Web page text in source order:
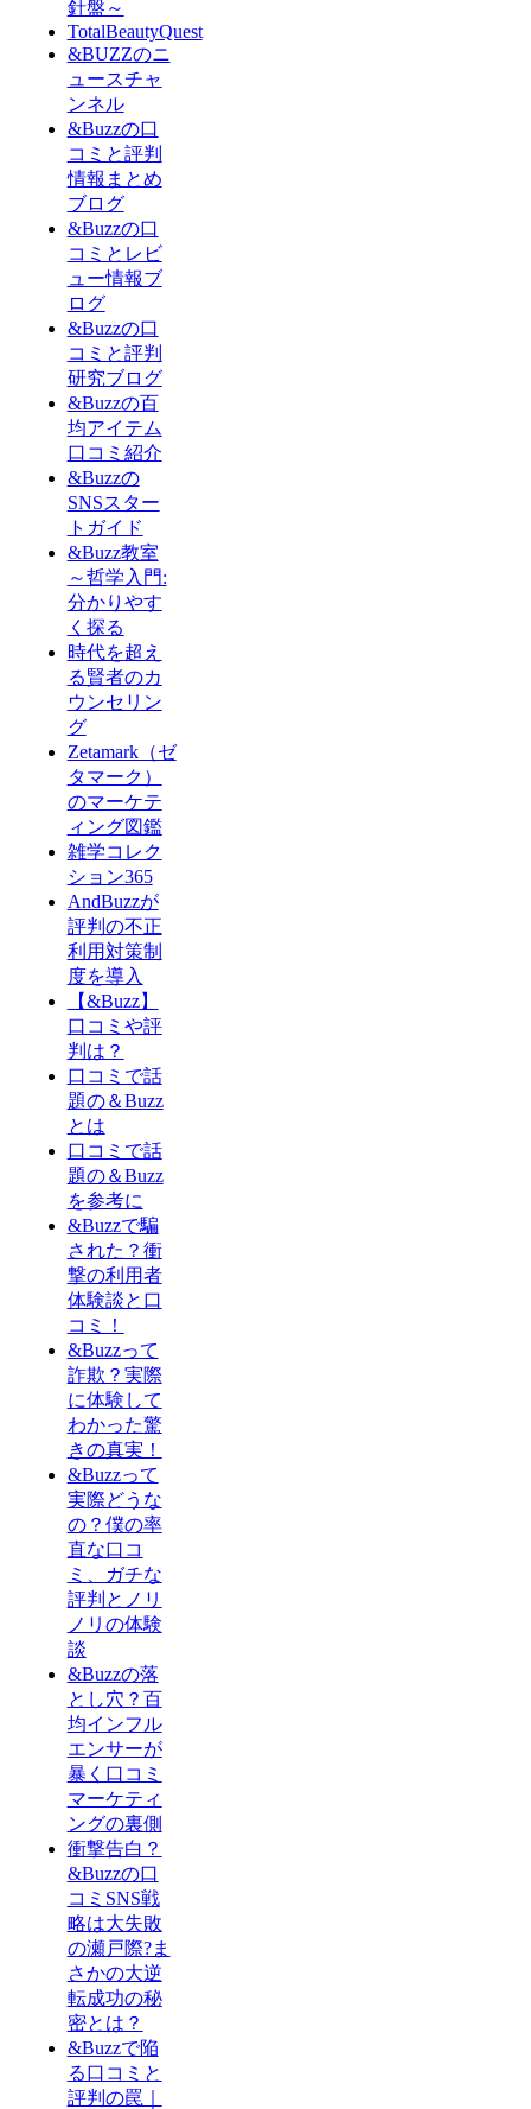
針盤～
TotalBeautyQuest
&BUZZのニ
ュースチャ
ンネル
&Buzzの口
コミと評判
情報まとめ
ブログ
&Buzzの口
コミとレビ
ュー情報ブ
ログ
&Buzzの口
コミと評判
研究ブログ
&Buzzの百
均アイテム
口コミ紹介
&Buzzの
SNSスター
トガイド
&Buzz教室
～哲学入門:
分かりやす
く探る
時代を超え
る賢者のカ
ウンセリン
グ
Zetamark（ゼ
タマーク）
のマーケテ
ィング図鑑
雑学コレク
ション365
AndBuzzが
評判の不正
利用対策制
度を導入
【&Buzz】
口コミや評
判は？
口コミで話
題の＆Buzz
とは
口コミで話
題の＆Buzz
を参考に
&Buzzで騙
された？衝
撃の利用者
体験談と口
コミ！
&Buzzって
詐欺？実際
に体験して
わかった驚
きの真実！
&Buzzって
実際どうな
の？僕の率
直な口コ
ミ、ガチな
評判とノリ
ノリの体験
談
&Buzzの落
とし穴？百
均インフル
エンサーが
暴く口コミ
マーケティ
ングの裏側
衝撃告白？
&Buzzの口
コミSNS戦
略は大失敗
の瀬戸際?ま
さかの大逆
転成功の秘
密とは？
&Buzzで陥
る口コミと
評判の罠｜